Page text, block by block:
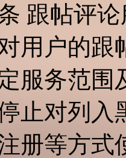
跟帖评
用户的跟
服务范围
止对列入
册等方式